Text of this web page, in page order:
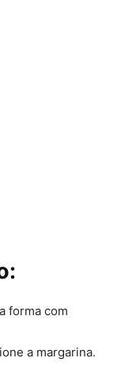
forma com
a margarina.